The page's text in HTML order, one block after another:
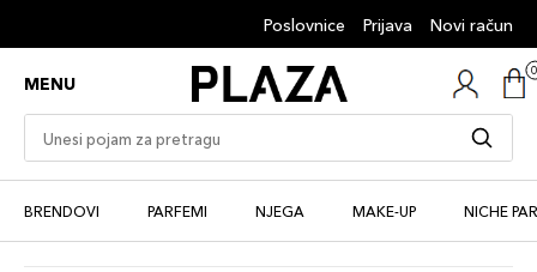
Poslovnice Prijava Novi račun
MENU
BRENDOVI PARFEMI NJEGA MAKE-UP NICHE